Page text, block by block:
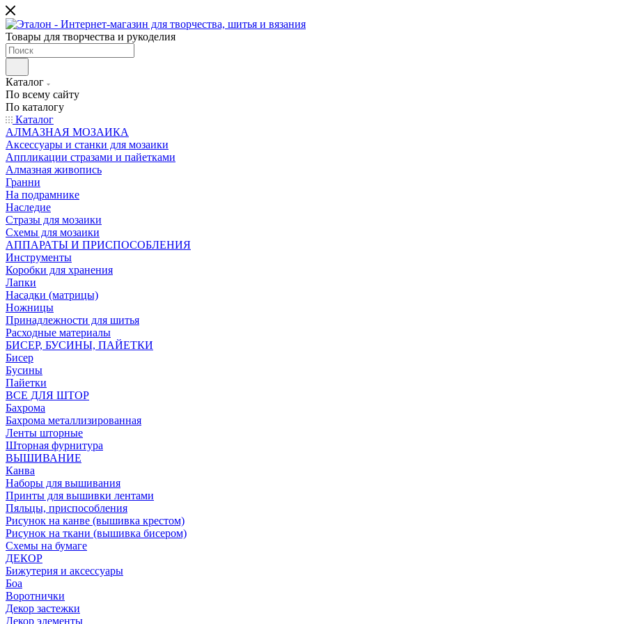
Товары для творчества и рукоделия
Каталог
По всему сайту
По каталогу
Каталог
АЛМАЗНАЯ МОЗАИКА
Аксессуары и станки для мозаики
Аппликации стразами и пайетками
Алмазная живопись
Гранни
На подрамнике
Наследие
Стразы для мозаики
Схемы для мозаики
АППАРАТЫ И ПРИСПОСОБЛЕНИЯ
Инструменты
Коробки для хранения
Лапки
Насадки (матрицы)
Ножницы
Принадлежности для шитья
Расходные материалы
БИСЕР, БУСИНЫ, ПАЙЕТКИ
Бисер
Бусины
Пайетки
ВСЕ ДЛЯ ШТОР
Бахрома
Бахрома металлизированная
Ленты шторные
Шторная фурнитура
ВЫШИВАНИЕ
Канва
Наборы для вышивания
Принты для вышивки лентами
Пяльцы, приспособления
Рисунок на канве (вышивка крестом)
Рисунок на ткани (вышивка бисером)
Схемы на бумаге
ДЕКОР
Бижутерия и аксессуары
Боа
Воротнички
Декор застежки
Декор элементы